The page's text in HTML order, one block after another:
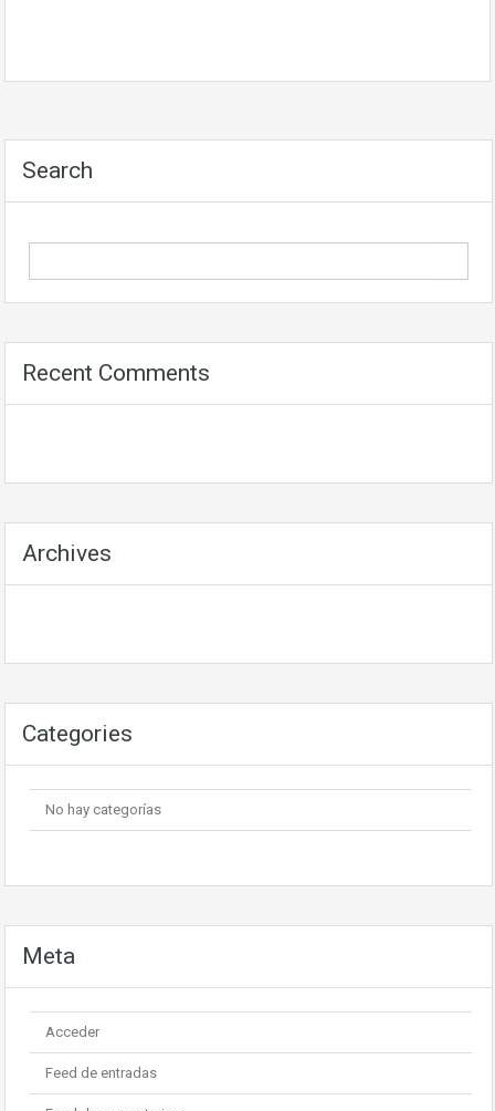
Search
Recent Comments
Archives
Categories
No hay categorías
Meta
Acceder
Feed de entradas